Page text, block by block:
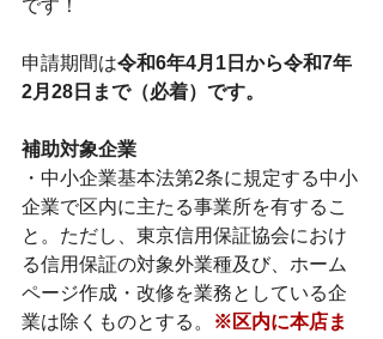
です！
申請期間は令和6年4月1日から令和7年
2月28日まで（必着）です。
補助対象企業
・中小企業基本法第2条に規定する中小
企業で区内に主たる事業所を有するこ
と。ただし、東京信用保証協会におけ
る信用保証の対象外業種及び、ホーム
ページ作成・改修を業務としている企
業は除くものとする。
※区内に本店ま